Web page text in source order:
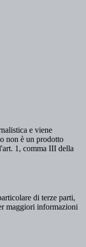
e viene
non è un prodotto
1, comma III della
di terze parti,
maggiori informazioni